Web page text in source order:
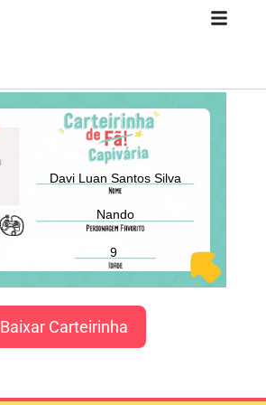
Davi Luan Santos Silva
Nando
9
Baixar Carteirinha